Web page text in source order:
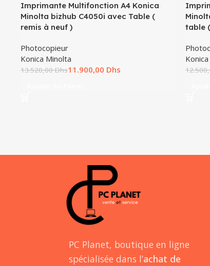
Imprimante Multifonction A4 Konica
Minolta bizhub C4050i avec Table (
remis à neuf )
Photocopieur
Konica Minolta
13.520,00Dhs11.900,00 Dhs
table
PC Planet, boutique en ligne
spécialisée dans l’achat de